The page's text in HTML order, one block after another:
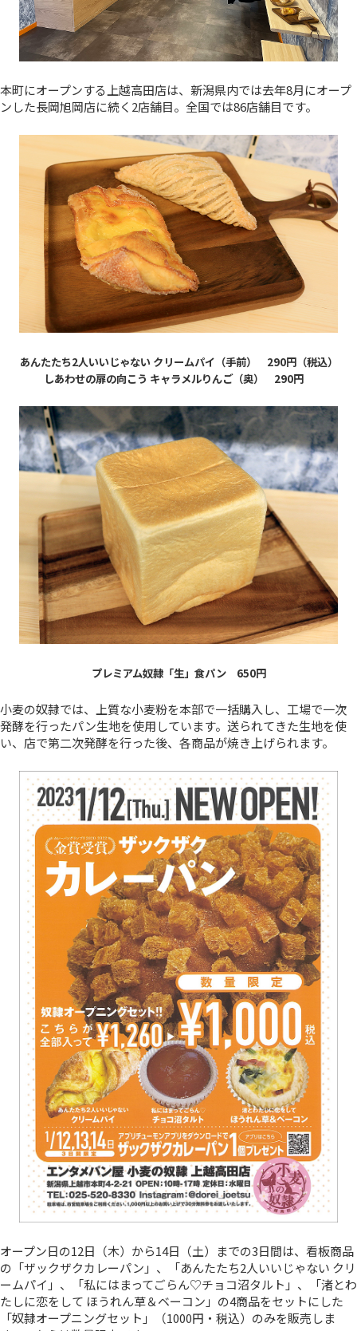
本町にオープンする上越高田店は、新潟県内では去年8月にオープ
ンした長岡旭岡店に続く2店舗目。全国では86店舗目です。
あんたたち2人いいじゃない クリームパイ（手前） 290円（税込）
しあわせの扉の向こう キャラメルりんご（奥） 290円
プレミアム奴隷「生」食パン 650円
小麦の奴隷では、上質な小麦粉を本部で一括購入し、工場で一次
発酵を行ったパン生地を使用しています。送られてきた生地を使
い、店で第二次発酵を行った後、各商品が焼き上げられます。
オープン日の12日（木）から14日（土）までの3日間は、看板商品
の「ザックザクカレーパン」、「あんたたち2人いいじゃない クリ
ームパイ」、「私にはまってごらん♡チョコ沼タルト」、「渚とわ
たしに恋をして ほうれん草＆ベーコン」の4商品をセットにした
「奴隷オープニングセット」（1000円・税込）のみを販売しま